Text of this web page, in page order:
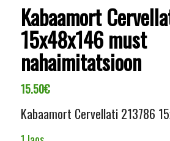
Kabaamort
15x48x146 must
nahaimitatsioon
15.50€
Kabaamort Cervellati 213786